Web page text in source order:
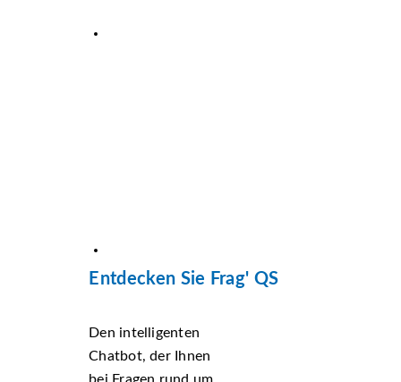
Entdecken Sie Frag' QS
Den intelligenten
Chatbot, der Ihnen